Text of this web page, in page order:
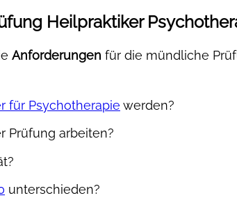
Heilpraktiker
Anforderungen für die mündliche
für Psychotherapie werden?
Prüfung arbeiten?
unterschieden?